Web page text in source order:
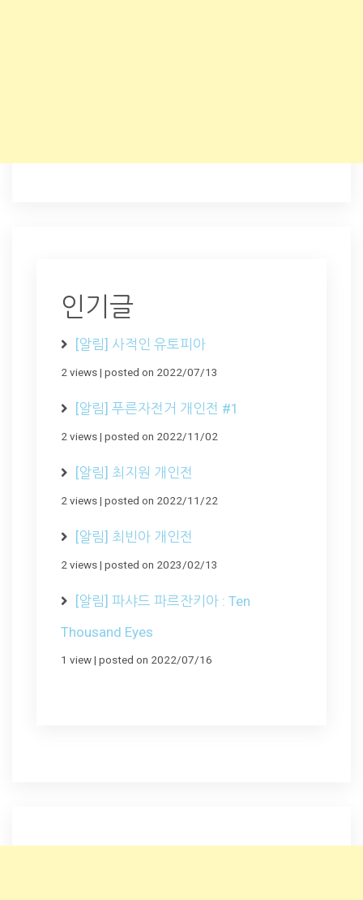
인기글
[알림] 사적인 유토피아
2 views| posted on 2022/07/13
[알림] 푸른자전거 개인전 #1
2 views| posted on 2022/11/02
[알림] 최지원 개인전
2 views| posted on 2022/11/22
[알림] 최빈아 개인전
2 views| posted on 2023/02/13
[알림] 파샤드 파르잔키아 : Ten
Thousand Eyes
1 view| posted on 2022/07/16